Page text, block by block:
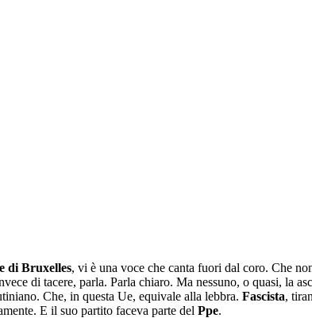
di Bruxelles, vi è una voce che canta fuori dal coro. Che
di tacere, parla. Parla chiaro. Ma nessuno, o quasi, la
Che, in questa Ue, equivale alla lebbra. Fascista,
E il suo partito faceva parte del Ppe.